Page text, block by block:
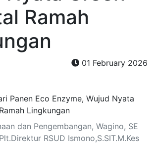
Ramah
01 February 2026
dan Pengembangan, Wagino, SE
RSUD Ismono,S.SIT.M.Kes